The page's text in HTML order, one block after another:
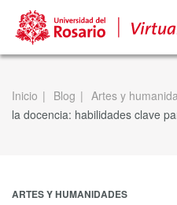
Inicio Blog Artes y
la docencia: habilidades clave
ARTES Y HUMANIDADES